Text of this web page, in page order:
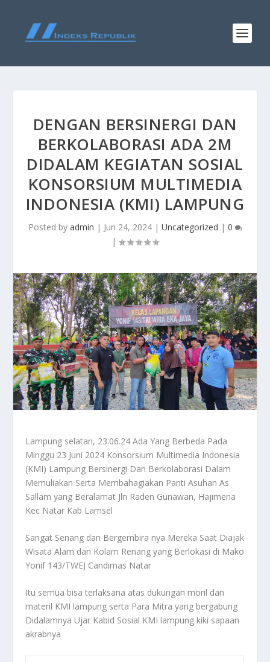
DENGAN BERSINERGI DAN
BERKOLABORASI ADA 2M
DIDALAM KEGIATAN SOSIAL
KONSORSIUM MULTIMEDIA
INDONESIA (KMI) LAMPUNG
Posted by admin | Jun 24, 2024| Uncategorized | 0
|
Lampung selatan, 23.06.24 Ada Yang Berbeda Pada
Minggu 23 Juni 2024 Konsorsium Multimedia Indonesia
(KMI) Lampung Bersinergi Dan Berkolaborasi Dalam
Memuliakan Serta Membahagiakan Panti Asuhan As
Sallam yang Beralamat Jln Raden Gunawan, Hajimena
Kec Natar Kab Lamsel
Sangat Senang dan Bergembira nya Mereka Saat Diajak
Wisata Alam dan Kolam Renang yang Berlokasi di Mako
Yonif 143/TWEJ Candimas Natar
Itu semua bisa terlaksana atas dukungan moril dan
materil KMI lampung serta Para Mitra yang bergabung
Didalamnya Ujar Kabid Sosial KMI lampung kiki sapaan
akrabnya